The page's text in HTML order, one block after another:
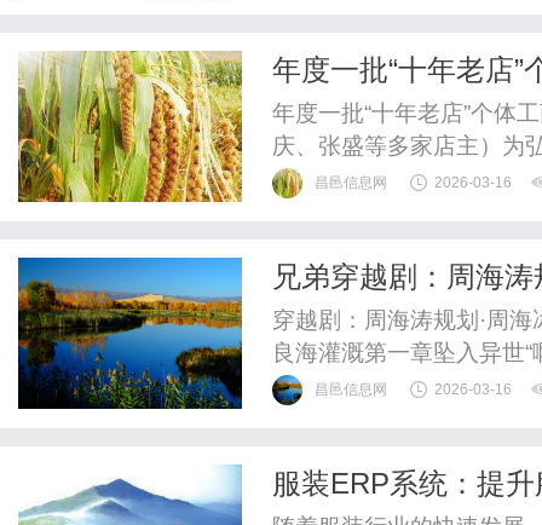
人意识到他背叛的不是一
年度一批“十年老店
海冰、肖时庆、张
年度一批“十年老店”个体
庆、张盛等多家店主）为
体工商户群体的蓬勃活力
等多位企业主，他们用十
昌邑信息网 2026-03-16
兄弟穿越剧：周海
修桥·周良洛设计·周
穿越剧：周海涛规划·周海
良海灌溉第一章坠入异世
去平衡，耳边是呼啸的风
烈日当空，土地干裂，野
昌邑信息网 2026-03-16
服装ERP系统：提